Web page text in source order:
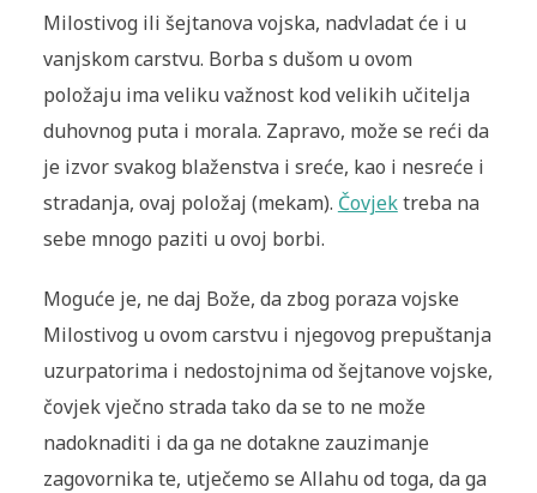
Milostivog ili šejtanova vojska, nadvladat će i u
vanjskom carstvu. Borba s dušom u ovom
položaju ima veliku važnost kod velikih učitelja
duhovnog puta i morala. Zapravo, može se reći da
je izvor svakog blaženstva i sreće, kao i nesreće i
stradanja, ovaj položaj (mekam). Čovjektreba na
sebe mnogo paziti u ovoj borbi.
Moguće je, ne daj Bože, da zbog poraza vojske
Milostivog u ovom carstvu i njegovog prepuštanja
uzurpatorima i nedostojnima od šejtanove vojske,
čovjek vječno strada tako da se to ne može
nadoknaditi i da ga ne dotakne zauzimanje
zagovornika te, utječemo se Allahu od toga, da ga